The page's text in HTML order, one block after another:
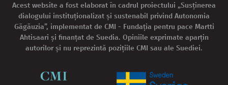
Acest website a fost elaborat în cadrul proiectului „Susținerea
dialogului instituționalizat și sustenabil privind Autonomia
Găgăuzia”, implementat de CMI - Fundația pentru pace Martti
Ahtisaari și finanțat de Suedia. Opiniile exprimate aparțin
autorilor și nu reprezintă pozițiile CMI sau ale Suediei.